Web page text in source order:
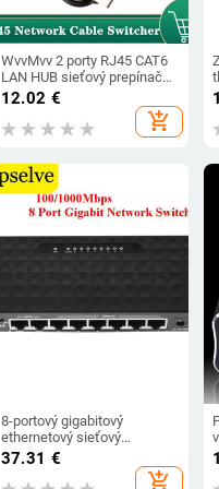
WvvMvv 2 porty RJ45 CAT6
LAN HUB sieťový prepínač
pre notebook 2 vstupy 1
výstup ethernetový sieťový
kábel rozbočovač konektor
12.02 €
add_shopping_cart
8-portový gigabitový
ethernetový sieťový
prepínač, napájací zdroj USB,
ethernetový rozbočovač,
37.31 €
add_shopping_cart